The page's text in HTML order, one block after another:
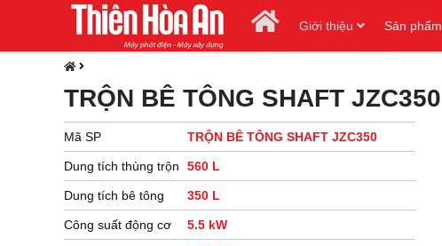
Giới thiệu Sản phẩm
TRỘN BÊ TÔNG SHAFT JZC350
Mã SP TRỘN BÊ TÔNG SHAFT JZC350
Dung tích thùng trộn 560 L
Dung tích bê tông 350 L
Công suất động cơ 5.5 kW